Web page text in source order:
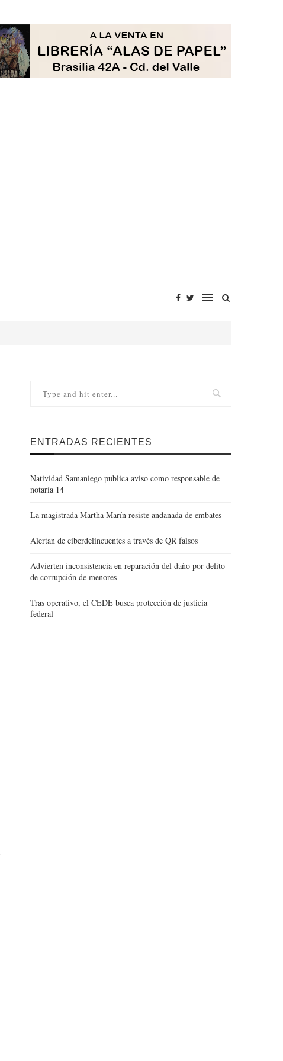
ENTRADAS RECIENTES
Natividad Samaniego publica aviso como responsable de
notaría 14
La magistrada Martha Marín resiste andanada de embates
Alertan de ciberdelincuentes a través de QR falsos
Advierten inconsistencia en reparación del daño por delito
de corrupción de menores
Tras operativo, el CEDE busca protección de justicia
federal